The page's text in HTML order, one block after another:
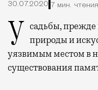
30.07.2020 7 мин. чтения
Усадьбы, прежде великолепные, эти созвучия
природы и
уязвимым местом в
существования